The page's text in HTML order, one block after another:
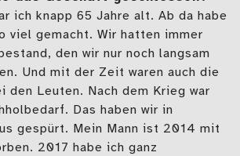
ich knapp 65 Jahre alt. Ab da habe
viel gemacht. Wir hatten immer
den wir nur noch langsam
Und mit der Zeit waren auch die
den Leuten. Nach dem Krieg war
Das haben wir in
gespürt. Mein Mann ist 2014 mit
2017 habe ich ganz